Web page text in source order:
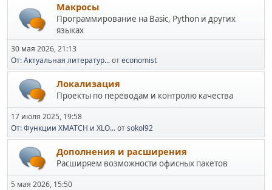
Макросы
Программирование на Basic, Python и других
языках
30 мая 2026, 21:13
От: Актуальная литератур...отeconomist
Локализация
Проекты по переводам и контролю качества
17 июля 2025, 19:58
От: Функции XMATCH и XLO...отsokol92
Дополнения и расширения
Расширяем возможности офисных пакетов
5 мая 2026, 15:50